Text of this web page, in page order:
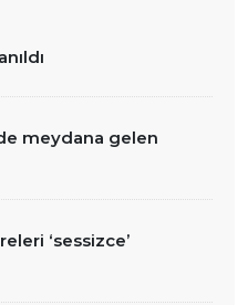
meydana gelen
‘sessizce’